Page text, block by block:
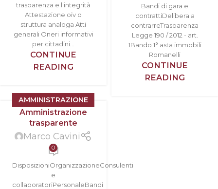
trasparenza e l'integrità
Attestazione oiv o
struttura analoga Atti
generali Oneri informativi
per cittadini...
CONTINUE
READING
Bandi di gara e
contrattiDelibera a
contrarreTrasparenza
Legge 190 / 2012 - art.
1Bando 1° asta immobili
Romanelli
CONTINUE
READING
AMMINISTRAZIONE
TRASPARENTE
Amministrazione
trasparente
Marco Cavini
0
DisposizioniOrganizzazioneConsulenti
e
collaboratoriPersonaleBandi